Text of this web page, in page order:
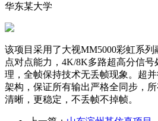
华东某大学
该项目采用了大视MM5000彩虹系
点对点能力，4K/8K多路超高分信
理，全帧保持技术无丢帧现象。超
架构，保证所有输出严格全同步，
清晰，更稳定，不丢帧不掉帧。